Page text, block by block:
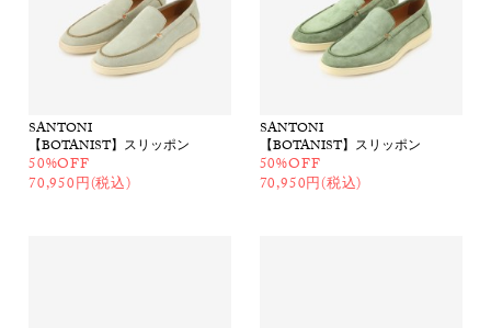
SANTONI
【BOTANIST】スリッポン
50%OFF
70,950円(税込)
SANTONI
【BOTANIST】スリッポン
50%OFF
70,950円(税込)